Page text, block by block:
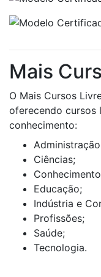
Mais
O Mais Cursos
oferecendo cursos
conhecimento:
Ciências;
Educação;
Indústria e
Profissões;
Saúde;
Tecnologia.